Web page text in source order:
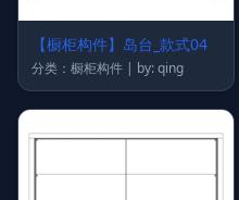
【橱柜构件】岛台_款式04
分类：橱柜构件 | by: qing